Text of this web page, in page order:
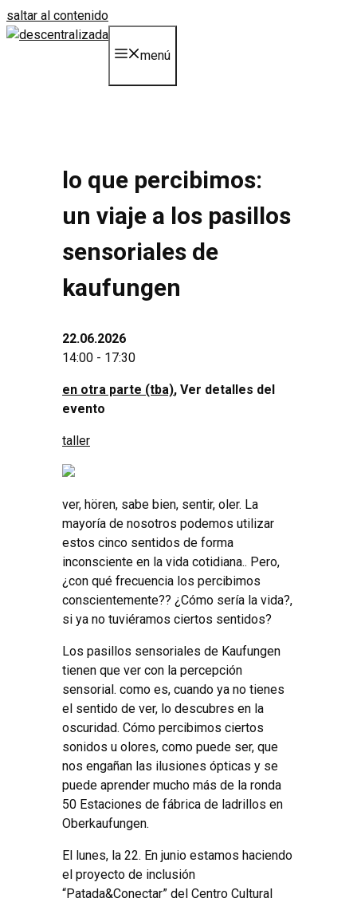
saltar al contenido
menú
lo que percibimos:
un viaje a los pasillos
sensoriales de
kaufungen
22.06.2026
14:00 - 17:30
en otra parte (tba), Ver detalles del
evento
taller
ver, hören, sabe bien, sentir, oler. La
mayoría de nosotros podemos utilizar
estos cinco sentidos de forma
inconsciente en la vida cotidiana.. Pero,
¿con qué frecuencia los percibimos
conscientemente?? ¿Cómo sería la vida?,
si ya no tuviéramos ciertos sentidos?
Los pasillos sensoriales de Kaufungen
tienen que ver con la percepción
sensorial. como es, cuando ya no tienes
el sentido de ver, lo descubres en la
oscuridad. Cómo percibimos ciertos
sonidos u olores, como puede ser, que
nos engañan las ilusiones ópticas y se
puede aprender mucho más de la ronda
50 Estaciones de fábrica de ladrillos en
Oberkaufungen.
El lunes, la 22. En junio estamos haciendo
el proyecto de inclusión
“Patada&Conectar” del Centro Cultural